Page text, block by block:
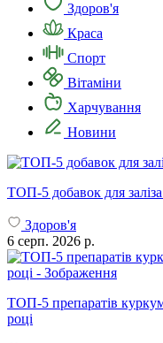
Здоров'я
Краса
Спорт
Вітаміни
Харчування
Новини
ТОП-5 добавок для
Здоров'я
6 серп. 2026 р.
ТОП-5 препаратів
році